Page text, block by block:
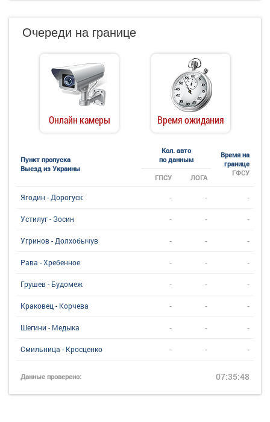
Очереди на границе
Онлайн камеры Время ожидания
Пункт пропуска
Выезд из Украины
Кол. авто
по данным
Время на
границе
ГФСУ
ГПСУ ЛОГА
Ягодин - Дорогуск - - -
Устилуг - Зосин - - -
Угринов - Долхобычув - - -
Рава - Хребенное - - -
Грушев - Будомеж - - -
Краковец - Корчева - - -
Шегини - Медыка - - -
Смильница - Кросценко - - -
Данные проверено: 07:35:48